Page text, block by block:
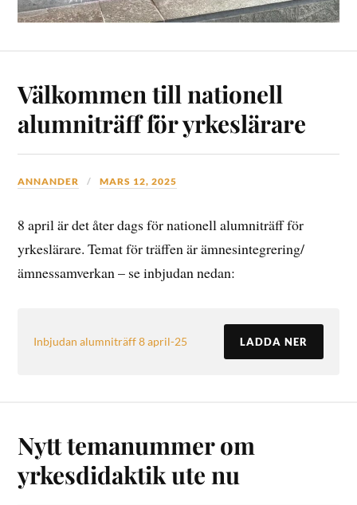
Välkommen till nationell
alumniträff för yrkeslärare
ANNANDER MARS 12, 2025
8 april är det åter dags för nationell alumniträff för
yrkeslärare. Temat för träffen är ämnesintegrering/
ämnessamverkan – se inbjudan nedan:
Inbjudan alumniträff 8 april-25 LADDA NER
Nytt temanummer om
yrkesdidaktik ute nu